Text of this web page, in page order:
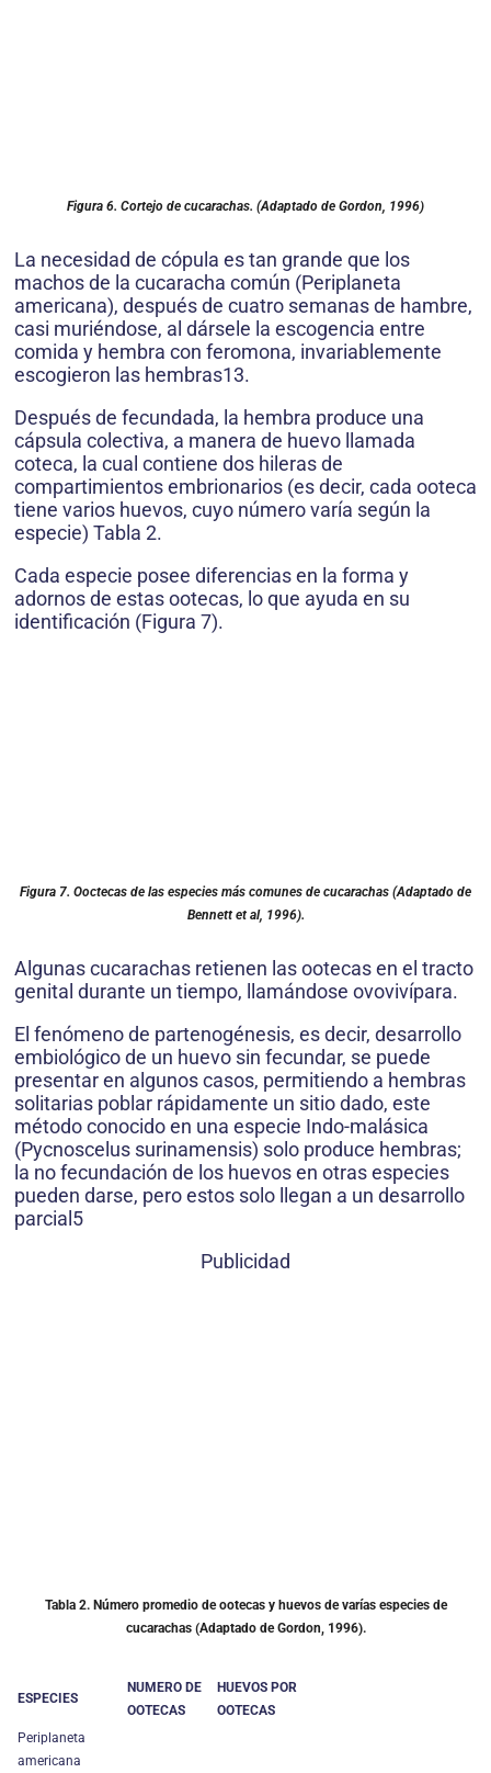
Figura 6. Cortejo de cucarachas. (Adaptado de Gordon, 1996)
La necesidad de cópula es tan grande que los
machos de la cucaracha común (Periplaneta
americana), después de cuatro semanas de hambre,
casi muriéndose, al dársele la escogencia entre
comida y hembra con feromona, invariablemente
escogieron las hembras13.
Después de fecundada, la hembra produce una
cápsula colectiva, a manera de huevo llamada
coteca, la cual contiene dos hileras de
compartimientos embrionarios (es decir, cada ooteca
tiene varios huevos, cuyo número varía según la
especie) Tabla 2.
Cada especie posee diferencias en la forma y
adornos de estas ootecas, lo que ayuda en su
identificación (Figura 7).
Figura 7. Ooctecas de las especies más comunes de cucarachas (Adaptado de
Bennett et al, 1996).
Algunas cucarachas retienen las ootecas en el tracto
genital durante un tiempo, llamándose ovovivípara.
El fenómeno de partenogénesis, es decir, desarrollo
embiológico de un huevo sin fecundar, se puede
presentar en algunos casos, permitiendo a hembras
solitarias poblar rápidamente un sitio dado, este
método conocido en una especie Indo-malásica
(Pycnoscelus surinamensis) solo produce hembras;
la no fecundación de los huevos en otras especies
pueden darse, pero estos solo llegan a un desarrollo
parcial5
Publicidad
Tabla 2.Número promedio de ootecas y huevos de varías especies de
cucarachas (Adaptado de Gordon, 1996).
ESPECIES
NUMERO DE
OOTECAS
HUEVOS POR
OOTECAS
Periplaneta
americana